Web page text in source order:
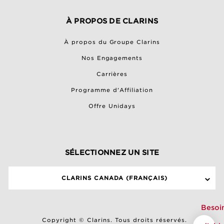
À PROPOS DE CLARINS
À propos du Groupe Clarins
Nos Engagements
Carrières
Programme d'Affiliation
Offre Unidays
SÉLECTIONNEZ UN SITE
CLARINS CANADA (FRANÇAIS)
Copyright © Clarins. Tous droits réservés.